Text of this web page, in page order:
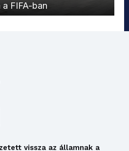
FIFA-ban
vissza az államnak a